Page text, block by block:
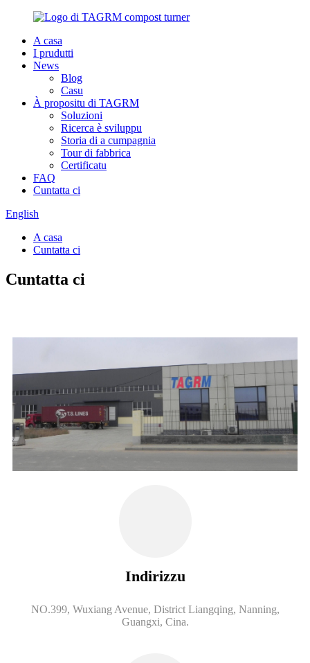
A casa
I prudutti
News
Blog
Casu
À propositu di TAGRM
Soluzioni
Ricerca è sviluppu
Storia di a cumpagnia
Tour di fabbrica
Certificatu
FAQ
Cuntatta ci
English
A casa
Cuntatta ci
Cuntatta ci
Indirizzu
NO.399, Wuxiang Avenue, District Liangqing, Nanning,
Guangxi, Cina.